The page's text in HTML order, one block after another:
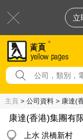
立
主頁 > 公司資料 > 康達(
康達(香港)集團有
上水 洪橋新村